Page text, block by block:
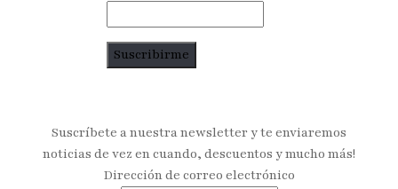
Suscríbete a nuestra newsletter y te enviaremos
noticias de vez en cuando, descuentos y mucho más!
Dirección de correo electrónico